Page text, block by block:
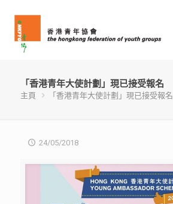
「香港青年大使計劃」現已接受報名
主頁 「香港青年大使計劃」現已接受報名
24/05/2018